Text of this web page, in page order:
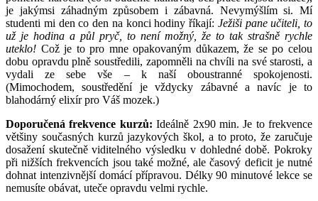
je jakýmsi záhadným způsobem i zábavná. Nevymýšlím si. Mí
studenti mi den co den na konci hodiny říkají: Ježiši pane učiteli, to
už je hodina a půl pryč, to není možný, že to tak strašně rychle
uteklo! Což je to pro mne opakovaným důkazem, že se po celou
dobu opravdu plně soustředili, zapomněli na chvíli na své starosti, a
vydali ze sebe vše – k naší oboustranné spokojenosti.
(Mimochodem, soustředění je vždycky zábavné a navíc je to
blahodárný elixír pro Váš mozek.)
Doporučená frekvence kurzů:Ideálně 2x90 min. Je to frekvence
většiny současných kurzů jazykových škol, a to proto, že zaručuje
dosažení skutečně viditelného výsledku v dohledné době. Pokroky
při nižších frekvencích jsou také možné, ale časový deficit je nutné
dohnat intenzivnější domácí přípravou. Délky 90 minutové lekce se
nemusíte obávat, uteče opravdu velmi rychle.